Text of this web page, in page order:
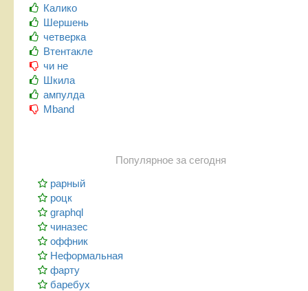
Калико
Шершень
четверка
Втентакле
чи не
Шкила
ампулда
Mband
Популярное за сегодня
рарный
роцк
graphql
чиназес
оффник
Неформальная
фарту
баребух